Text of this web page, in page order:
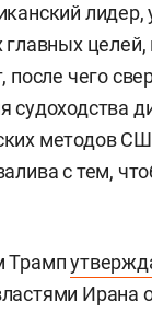
главных
после чего
судоходства
методов
с тем,
Трамп
Ирана